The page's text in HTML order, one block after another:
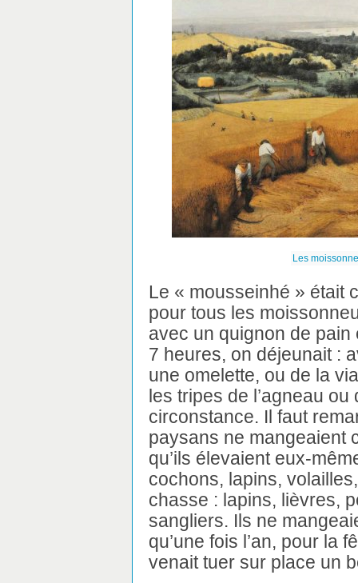
Les
Le « mousseinhé » était
pour tous les
avec un quignon de pain
7 heures, on déjeunait :
une omelette, ou de la
les tripes de l’agneau
circonstance. Il faut
paysans ne mangeaient
qu’ils élevaient eux-
cochons, lapins,
chasse : lapins, lièvres,
sangliers. Ils ne
qu’une fois l’an, pour la
venait tuer sur place un